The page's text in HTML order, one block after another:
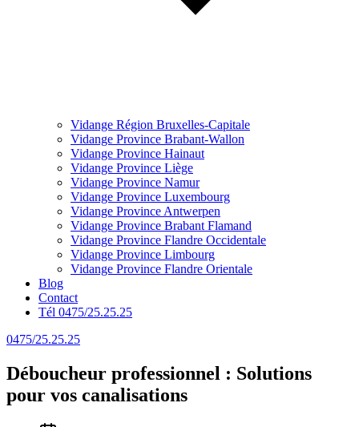
Vidange Région Bruxelles-Capitale
Vidange Province Brabant-Wallon
Vidange Province Hainaut
Vidange Province Liège
Vidange Province Namur
Vidange Province Luxembourg
Vidange Province Antwerpen
Vidange Province Brabant Flamand
Vidange Province Flandre Occidentale
Vidange Province Limbourg
Vidange Province Flandre Orientale
Blog
Contact
Tél 0475/25.25.25
0475/25.25.25
Déboucheur professionnel : Solutions
pour vos canalisations